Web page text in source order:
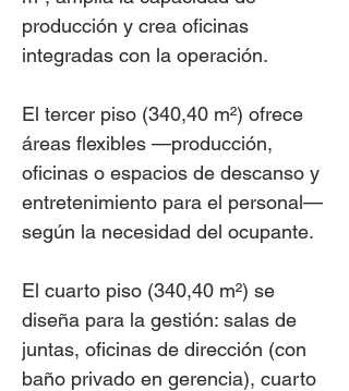
producción y crea oficinas
integradas con la operación.
El tercer piso (340,40 m²) ofrece
áreas flexibles —producción,
oficinas o espacios de descanso y
entretenimiento para el personal—
según la necesidad del ocupante.
El cuarto piso (340,40 m²) se
diseña para la gestión: salas de
juntas, oficinas de dirección (con
baño privado en gerencia), cuarto